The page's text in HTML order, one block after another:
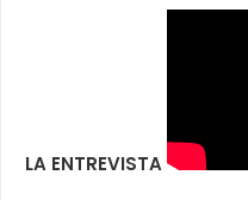
LA ENTREVISTA